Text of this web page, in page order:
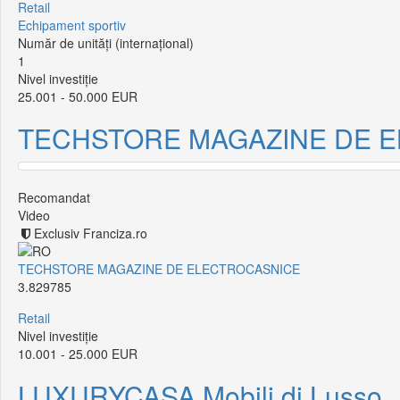
Retail
Echipament sportiv
Număr de unități (internațional)
1
Nivel investiție
25.001 - 50.000 EUR
TECHSTORE MAGAZINE DE
Recomandat
Video
Exclusiv Franciza.ro
TECHSTORE MAGAZINE DE ELECTROCASNICE
3.829785
Retail
Nivel investiție
10.001 - 25.000 EUR